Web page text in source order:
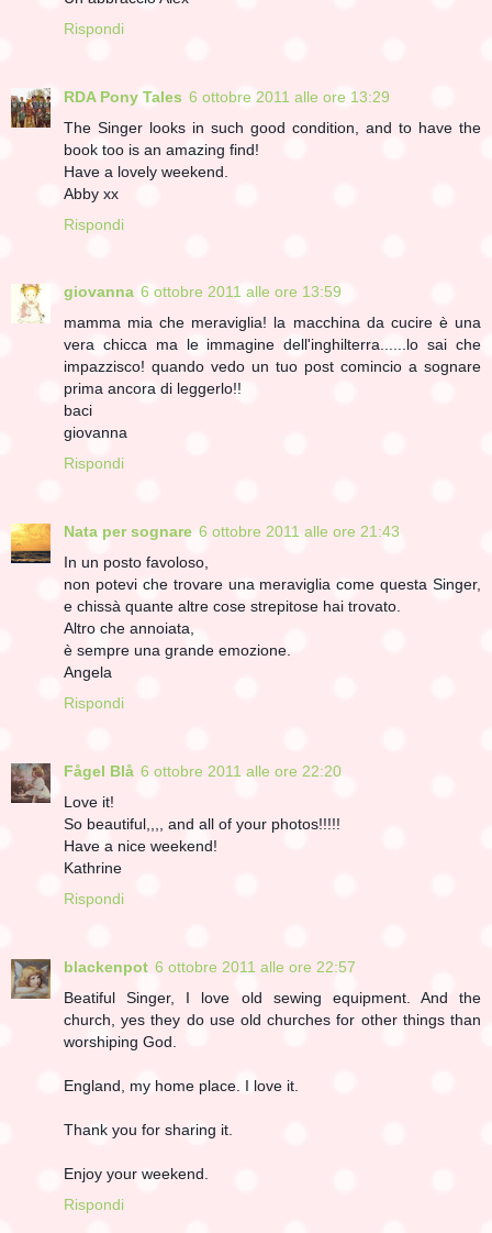
Rispondi
RDA Pony Tales 6 ottobre 2011 alle ore 13:29
The Singer looks in such good condition, and to have the
book too is an amazing find!
Have a lovely weekend.
Abby xx
Rispondi
giovanna 6 ottobre 2011 alle ore 13:59
mamma mia che meraviglia! la macchina da cucire è una
vera chicca ma le immagine dell'inghilterra......lo sai che
impazzisco! quando vedo un tuo post comincio a sognare
prima ancora di leggerlo!!
baci
giovanna
Rispondi
Nata per sognare 6 ottobre 2011 alle ore 21:43
In un posto favoloso,
non potevi che trovare una meraviglia come questa Singer,
e chissà quante altre cose strepitose hai trovato.
Altro che annoiata,
è sempre una grande emozione.
Angela
Rispondi
Fågel Blå 6 ottobre 2011 alle ore 22:20
Love it!
So beautiful,,,, and all of your photos!!!!!
Have a nice weekend!
Kathrine
Rispondi
blackenpot 6 ottobre 2011 alle ore 22:57
Beatiful Singer, I love old sewing equipment. And the
church, yes they do use old churches for other things than
worshiping God.
England, my home place. I love it.
Thank you for sharing it.
Enjoy your weekend.
Rispondi